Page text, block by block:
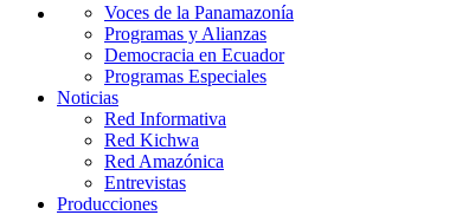
Voces de la Panamazonía
Programas y Alianzas
Democracia en Ecuador
Programas Especiales
Noticias
Red Informativa
Red Kichwa
Red Amazónica
Entrevistas
Producciones